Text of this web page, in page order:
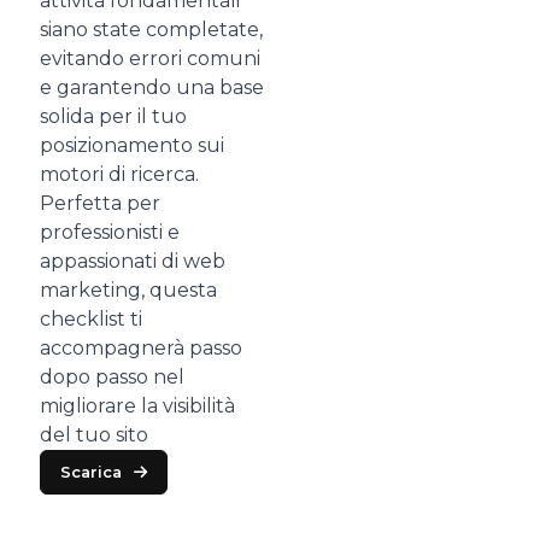
siano state completate,
evitando errori comuni
e garantendo una base
solida per il tuo
posizionamento sui
motori di ricerca.
Perfetta per
professionisti e
appassionati di web
marketing, questa
checklist ti
accompagnerà passo
dopo passo nel
migliorare la visibilità
del tuo sito
Scarica